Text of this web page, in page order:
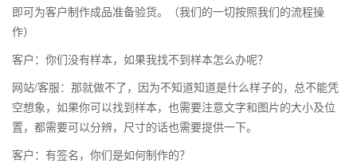
即可为客户制作成品准备验货。（我们的一切按照我们的流程操
作）
客户：你们没有样本，如果我找不到样本怎么办呢？
网站/客服：那就做不了，因为不知道知道是什么样子的，总不能凭
空想象，如果你可以找到样本，也需要注意文字和图片的大小及位
置，都需要可以分辨，尺寸的话也需要提供一下。
客户：有签名，你们是如何制作的？